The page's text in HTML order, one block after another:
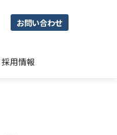
お問い合わせ
採用情報